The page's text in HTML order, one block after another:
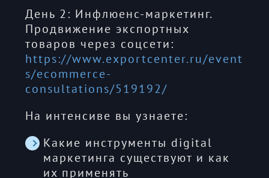
День 2: Инфлюенс-маркетинг.
Продвижение экспортных
товаров через соцсети:
https://www.exportcenter.ru/event
s/ecommerce-
consultations/519192/
На интенсиве вы узнаете:
Какие инструменты digital
маркетинга существуют и как
их применять